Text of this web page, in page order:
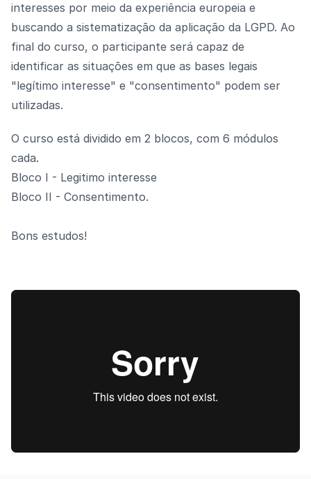
interesses por meio da experiência europeia e
buscando a sistematização da aplicação da LGPD. Ao
final do curso, o participante será capaz de
identificar as situações em que as bases legais
"legítimo interesse" e "consentimento" podem ser
utilizadas.
O curso está dividido em 2 blocos, com 6 módulos
cada.
Bloco I - Legitimo interesse
Bloco II - Consentimento.
Bons estudos!
Assista o vídeo